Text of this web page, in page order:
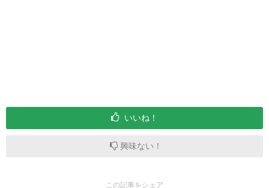
いいね！
興味ない！
この記事をシェア